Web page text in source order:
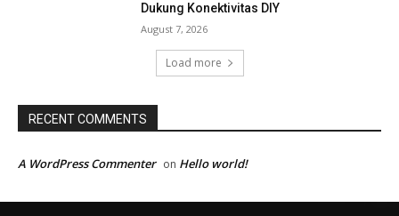
Dukung Konektivitas DIY
August 7, 2026
Load more
RECENT COMMENTS
A WordPress Commenter on Hello world!